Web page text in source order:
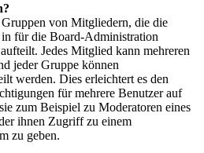
von Mitgliedern, die die
für die Board-Administration
Jedes Mitglied kann mehreren
jeder Gruppe können
werden. Dies erleichtert es den
für mehrere Benutzer auf
zum Beispiel zu Moderatoren eines
ihnen Zugriff zu einem
zu geben.